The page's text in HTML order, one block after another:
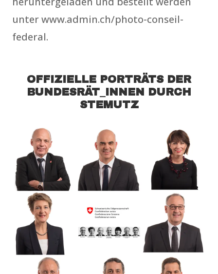
unter www.admin.ch/photo-conseil-
federal.
OFFIZIELLE PORTRÄTS DER
BUNDESRÄT_INNEN DURCH
STEMUTZ